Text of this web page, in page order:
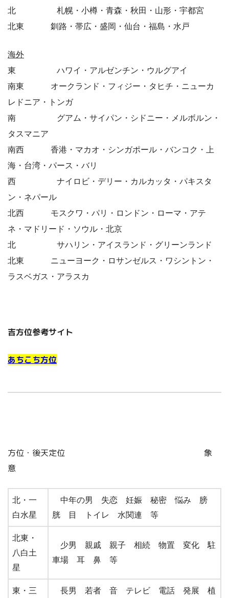
北 札幌・小樽・青森・秋田・山形・宇都宮
北東 釧路・帯広・盛岡・仙台・福島・水戸
海外
東 ハワイ・アルゼンチン・ウルグアイ
南東 オークランド・フィジー・タヒチ・ニューカ
レドニア・トンガ
南 グアム・サイパン・シドニー・メルボルン・
タスマニア
南西 香港・マカオ・シンガポール・バンコク・上
海・台湾・パース・バリ
西 ナイロビ・デリー・カルカッタ・パキスタ
ン・ネパール
北西 モスクワ・パリ・ロンドン・ローマ・アテ
ネ・マドリード・ソウル・北京
北 サハリン・アイスランド・グリーンランド
北東 ニューヨーク・ロサンゼルス・ワシントン・
ラスベガス・アラスカ
吉方位参考サイト
あちこち方位
方位・後天定位 象
意
北・一
白水星
中年の男 失恋 妊娠 秘密 悩み 膀
胱 目 トイレ 水関連 等
北東・
八白土
星
少男 親戚 親子 相続 物置 変化 駐
車場 耳 鼻 等
東・三
長男 若者 音 テレビ 電話 発展 植